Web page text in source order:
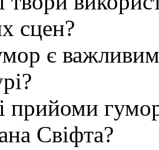
сцен?
є
прийоми
Свіфта?